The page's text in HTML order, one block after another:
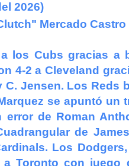
2026)
Mercado Castro
los Cubs gracias a
4-2 a Cleveland
Jensen. Los Reds
se apuntó un
error de Roman
de
Los
a Toronto con juego